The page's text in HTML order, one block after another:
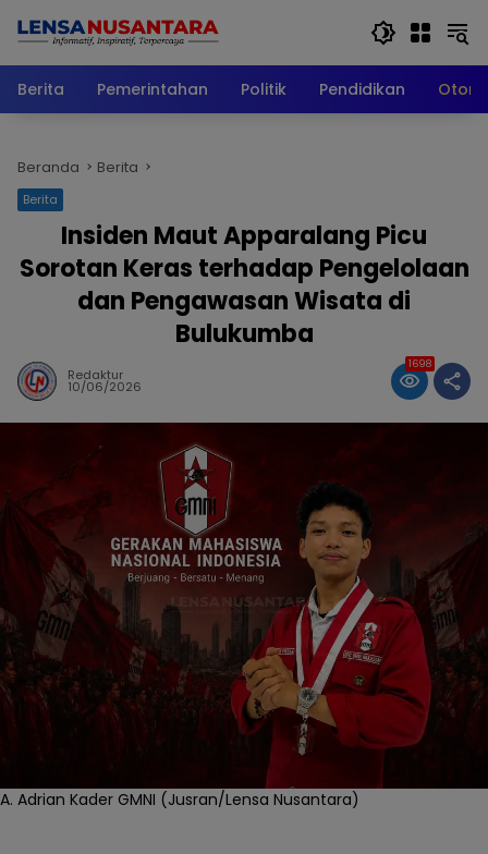
Berita
Pemerintahan Politik Pendidikan
Beranda Berita
Berita
Insiden Maut Apparalang Picu
Sorotan Keras terhadap Pengelolaan
dan Pengawasan Wisata di
Bulukumba
Redaktur
10/06/2026
1698
A. Adrian Kader GMNI (Jusran/Lensa Nusantara)